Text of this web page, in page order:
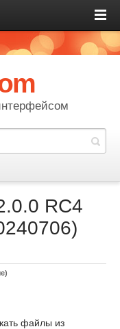
RC4
файлы из